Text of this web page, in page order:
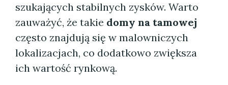
szukających stabilnych zysków. Warto
zauważyć, że takie domy na tamowej
często znajdują się w malowniczych
lokalizacjach, co dodatkowo zwiększa
ich wartość rynkową.